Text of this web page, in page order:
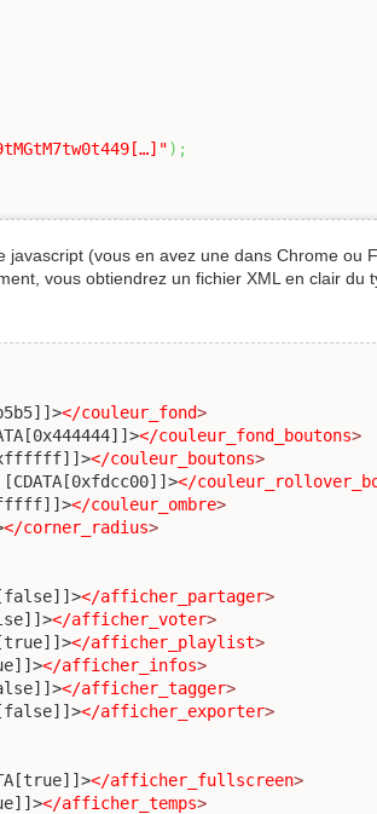
) ;
(vous en avez une dans Chrome ou
vous obtiendrez un fichier XML en clair du
</couleur_fond>
</couleur_fond_boutons>
</couleur_boutons>
</
</couleur_ombre>
</corner_radius>
</afficher_partager>
</afficher_voter>
</afficher_playlist>
</afficher_infos>
</afficher_tagger>
</afficher_exporter>
</afficher_fullscreen>
</afficher_temps>